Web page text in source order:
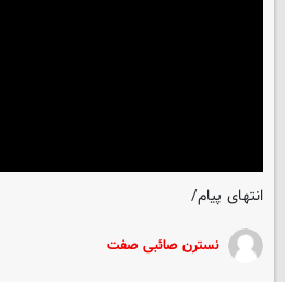
انتهای پیام/
نسترن صائبی صفت